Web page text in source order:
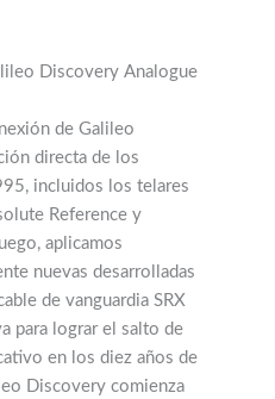
Discovery Analogue
de Galileo
directa de los
incluidos los telares
Reference y
aplicamos
nuevas desarrolladas
de vanguardia SRX
para lograr el salto de
en los diez años de
Discovery comienza